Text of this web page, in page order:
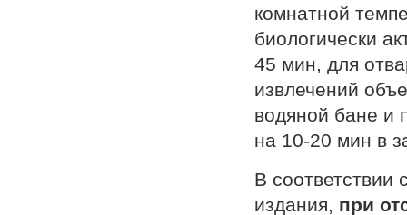
комнатной
биологически
45 мин, для
извлечений
водяной бане и
на 10-20 мин в
В соответствии
издания, при